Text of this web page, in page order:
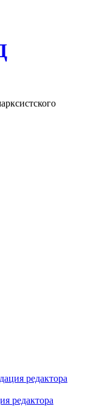
редактора
редактора